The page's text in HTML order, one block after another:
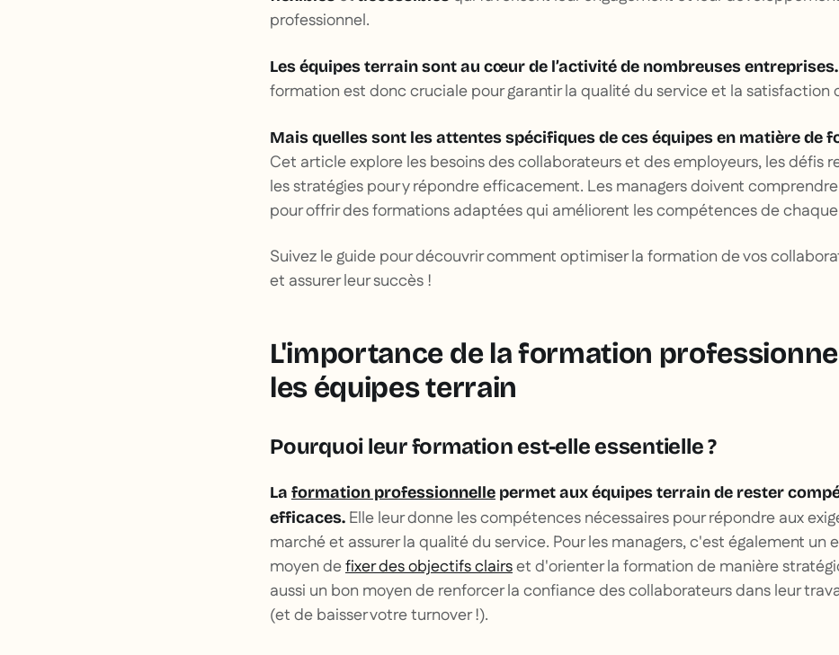
professionnel.
Les équipes terrain sont au cœur de l’activité de nombreuses entreprises.
formation est donc cruciale pour garantir la qualité du service et la satisfaction
Mais quelles sont les attentes spécifiques de ces équipes en matière de
Cet article explore les besoins des collaborateurs et des employeurs, les défis
les stratégies pour y répondre efficacement. Les managers doivent
pour offrir des formations adaptées qui améliorent les compétences de
Suivez le guide pour découvrir comment optimiser la formation de vos
et assurer leur succès !
L'importance de la formation
les équipes terrain
Pourquoi leur formation est-elle essentielle ?
La formation professionnelle permet aux équipes terrain de rester
efficaces. Elle leur donne les compétences nécessaires pour répondre aux
marché et assurer la qualité du service. Pour les managers, c'est également un
moyen defixer des objectifs clairset d'orienter la formation de manière
aussi un bon moyen de renforcer la confiance des collaborateurs dans leur
(et de baisser votre turnover !).